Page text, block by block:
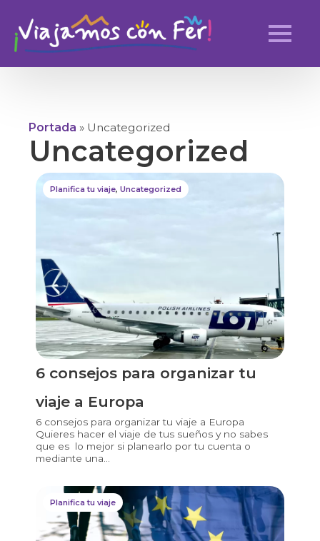
Portada » Uncategorized
Uncategorized
Planifica tu viaje, Uncategorized
6 consejos para organizar tu
viaje a Europa
6 consejos para organizar tu viaje a Europa
Quieres hacer el viaje de tus sueños y no sabes
que es lo mejor si planearlo por tu cuenta o
mediante una...
Planifica tu viaje